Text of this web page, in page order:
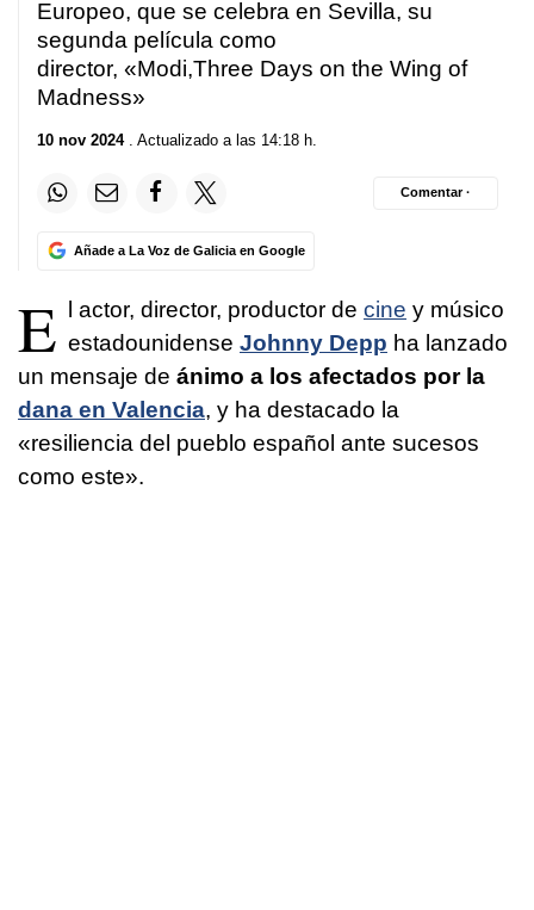
Europeo, que se celebra en Sevilla, su
segunda película como
director, «Modi,Three Days on the Wing of
Madness»
10 nov 2024. Actualizado a las 14:18 h.
Añade a La Voz de Galicia en Google
Comentar ·
E l actor, director, productor de cine y músico
estadounidense Johnny Depp ha lanzado
un mensaje de ánimo a los afectados por la
dana en Valencia, y ha destacado la
«resiliencia del pueblo español ante sucesos
como este».